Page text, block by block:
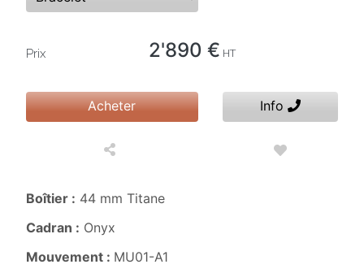
Prix 2'890 € HT
Acheter Info
Boîtier : 44 mm Titane
Cadran : Onyx
Mouvement : MU01-A1